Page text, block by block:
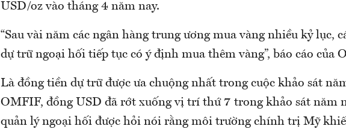
USD/oz vào tháng 4 năm nay.
“Sau vài năm các ngân hàng trung ương mua vàng nhiều kỷ lục,
dự trữ ngoại hối tiếp tục có ý định mua thêm vàng”, báo cáo của
Là đồng tiền dự trữ được ưa chuộng nhất trong cuộc khảo sát
OMFIF, đồng USD đã rớt xuống vị trí thứ 7 trong khảo sát năm
quản lý ngoại hối được hỏi nói rằng môi trường chính trị Mỹ